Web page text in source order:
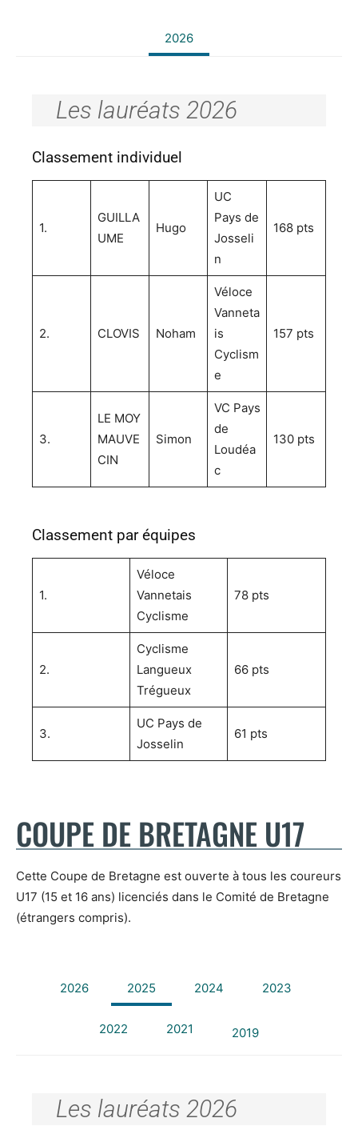
2026
Les lauréats 2026
Classement individuel
1.
GUILLA
UME
Hugo
UC
Pays de
Josseli
n
168 pts
2. CLOVIS Noham
Véloce
Vanneta
is
Cyclism
e
157 pts
3.
LE MOY
MAUVE
CIN
Simon
VC Pays
de
Loudéa
c
130 pts
Classement par équipes
1.
Véloce
Vannetais
Cyclisme
78 pts
2.
Cyclisme
Langueux
Trégueux
66 pts
3.
UC Pays de
Josselin
61 pts
COUPE DE BRETAGNE U17
Cette Coupe de Bretagne est ouverte à tous les coureurs
U17 (15 et 16 ans) licenciés dans le Comité de Bretagne
(étrangers compris).
2026 2025 2024 2023
2022 2021 2019
Les lauréats 2026